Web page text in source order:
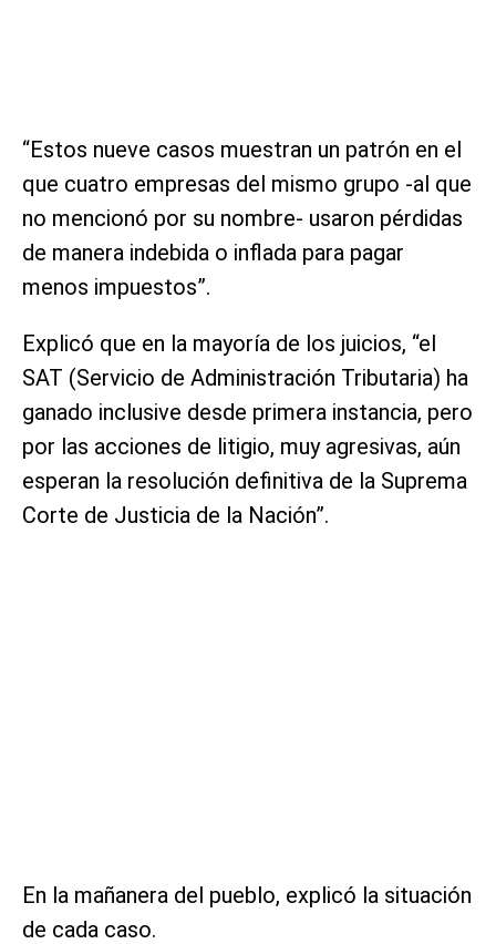
“Estos nueve casos muestran un patrón en el
que cuatro empresas del mismo grupo -al que
no mencionó por su nombre- usaron pérdidas
de manera indebida o inflada para pagar
menos impuestos”.
Explicó que en la mayoría de los juicios, “el
SAT (Servicio de Administración Tributaria) ha
ganado inclusive desde primera instancia, pero
por las acciones de litigio, muy agresivas, aún
esperan la resolución definitiva de la Suprema
Corte de Justicia de la Nación”.
En la mañanera del pueblo, explicó la situación
de cada caso.